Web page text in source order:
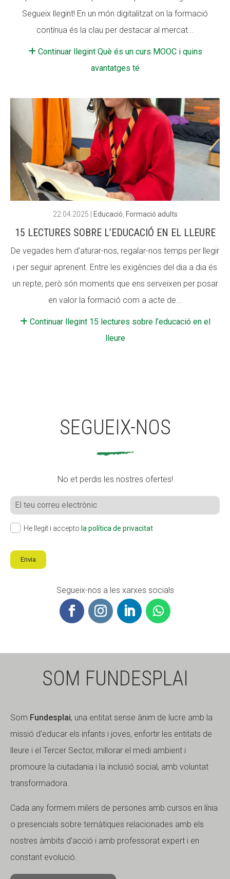
Segueix llegint! En un món digitalitzat on la formació
contínua és la clau per destacar al mercat...
Continuar llegint Què és un curs MOOC i quins
avantatges té
22.04.2025 Educació Formació adults
15 LECTURES SOBRE L’EDUCACIÓ EN EL LLEURE
De vegades hem d’aturar-nos, regalar-nos temps per llegir
i per seguir aprenent. Entre les exigències del dia a dia és
un repte, però són moments que ens serveixen per posar
en valor la formació com a acte de...
Continuar llegint 15 lectures sobre l’educació en el
lleure
SEGUEIX-NOS
No et perdis les nostres ofertes!
He llegit i accepto la política de privacitat
Envia
Segueix-nos a les xarxes socials
SOM FUNDESPLAI
Som Fundesplai, una entitat sense ànim de lucre amb la
missió d'educar els infants i joves, enfortir les entitats de
lleure i el Tercer Sector, millorar el medi ambient i
promoure la ciutadania i la inclusió social, amb voluntat
transformadora.
Cada any formem milers de persones amb cursos en línia
o presencials sobre temàtiques relacionades amb els
nostres àmbits d’acció i amb professorat expert i en
constant evolució.